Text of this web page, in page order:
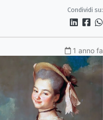
Condividi su:
1 anno fa